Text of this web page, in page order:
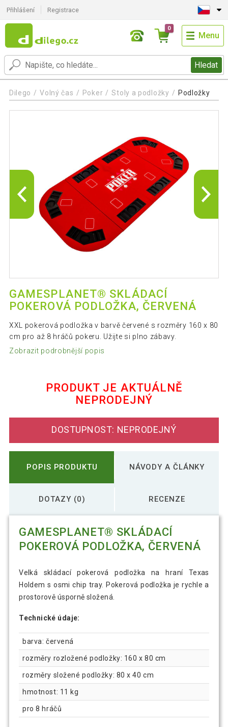
Přihlášení Registrace
Hledat
0
Menu
Dilego Volný čas Poker Stoly a podložky Podložky
GAMESPLANET® SKLÁDACÍ
POKEROVÁ PODLOŽKA, ČERVENÁ
XXL pokerová podložka v barvě červené s rozměry 160 x 80
cm pro až 8 hráčů pokeru. Užijte si plno zábavy.
Zobrazit podrobnější popis
PRODUKT JE AKTUÁLNĚ
NEPRODEJNÝ
DOSTUPNOST: NEPRODEJNÝ
POPIS PRODUKTU NÁVODY A ČLÁNKY
DOTAZY (0) RECENZE
GAMESPLANET® SKLÁDACÍ
POKEROVÁ PODLOŽKA, ČERVENÁ
Velká skládací pokerová podložka na hraní Texas
Holdem s osmi chip tray. Pokerová podložka je rychle a
prostorově úsporně složená.
Technické údaje:
barva: červená
rozměry rozložené podložky: 160 x 80 cm
rozměry složené podložky: 80 x 40 cm
hmotnost: 11 kg
pro 8 hráčů